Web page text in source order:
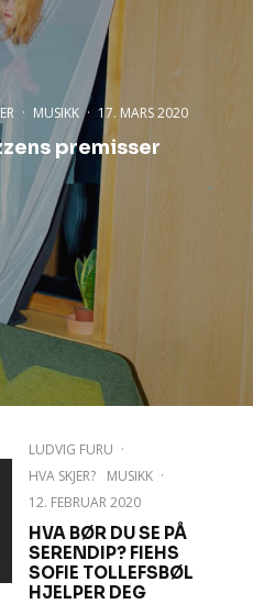
· MUSIKK · 17. MARS 2020
premisser
LUDVIG FURU ·
HVA SKJER?
MUSIKK ·
12. FEBRUAR 2020
HVA BØR DU SE PÅ
SERENDIP? FIEHS
SOFIE TOLLEFSBØL
HJELPER DEG